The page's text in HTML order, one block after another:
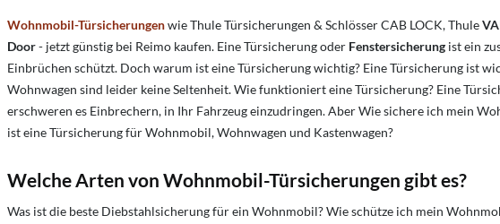
Wohnmobil-Türsicherungenwie Thule Türsicherungen & Schlösser CAB LOCK, Thule
Door- jetzt günstig bei Reimo kaufen. Eine Türsicherung oder Fenstersicherung ist ein
Einbrüchen schützt. Doch warum ist eine Türsicherung wichtig? Eine Türsicherung ist
Wohnwagen sind leider keine Seltenheit. Wie funktioniert eine Türsicherung? Eine
erschweren es Einbrechern, in Ihr Fahrzeug einzudringen.AberWie sichere ich mein
ist eine Türsicherung für Wohnmobil, Wohnwagen und Kastenwagen?
Welche Arten von Wohnmobil-Türsicherungen gibt es?
Was ist die beste Diebstahlsicherung für ein Wohnmobil?Wie schütze ich mein